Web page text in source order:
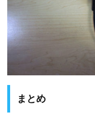
まとめ